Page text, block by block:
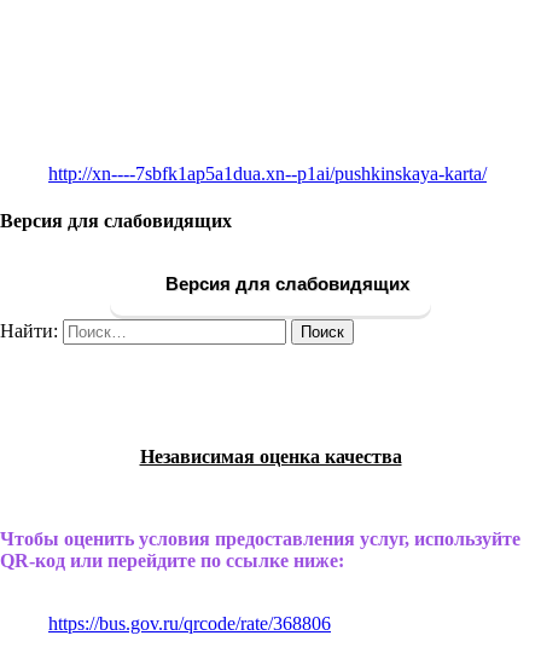
http://xn----7sbfk1ap5a1dua.xn--p1ai/pushkinskaya-karta/
Версия для слабовидящих
Версия для слабовидящих
Найти:
Независимая оценка качества
Чтобы оценить условия предоставления услуг, используйте
QR-код или перейдите по ссылке ниже:
https://bus.gov.ru/qrcode/rate/368806